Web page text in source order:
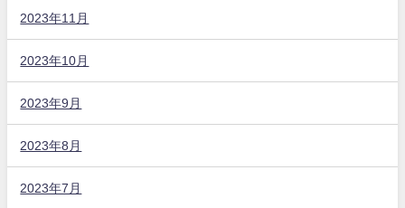
2023年11月
2023年10月
2023年9月
2023年8月
2023年7月